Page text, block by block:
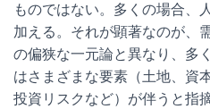
ものではない。多くの場合、
加える。それが顕著なのが、
の偏狭な一元論と異なり、多
はさまざまな要素（土地、資
投資リスクなど）が伴うと指